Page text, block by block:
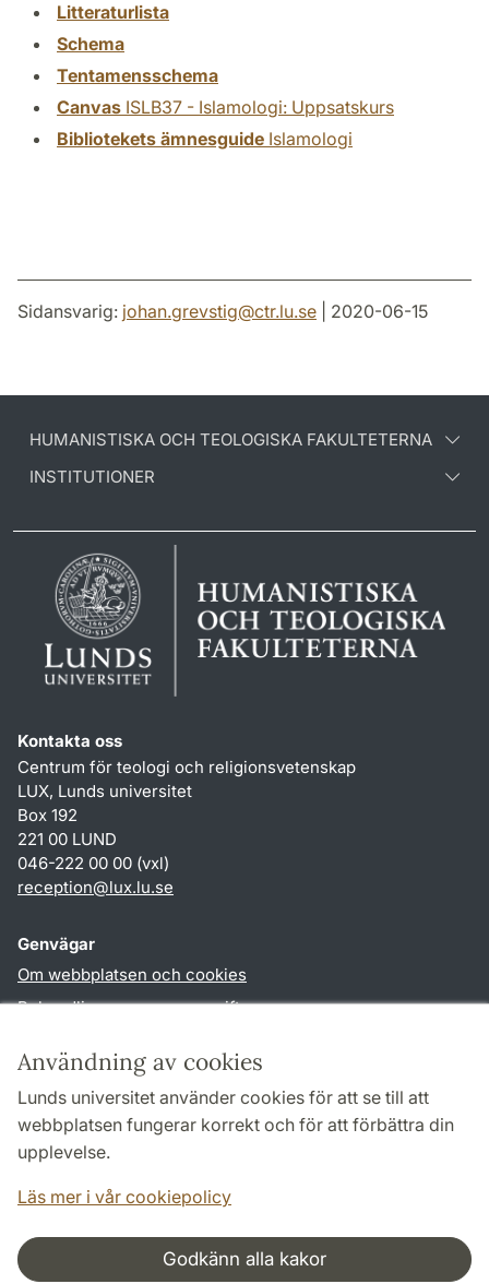
Användning av cookies
Lunds universitet använder cookies för att se till att
webbplatsen fungerar korrekt och för att förbättra din
upplevelse.
Läs mer i vår cookiepolicy
Godkänn alla kakor
Litteraturlista
Schema
Tentamensschema
Canvas ISLB37 - Islamologi: Uppsatskurs
Bibliotekets ämnesguide Islamologi
Sidansvarig: johan.grevstig@ctr.lu.se | 2020-06-15
HUMANISTISKA OCH TEOLOGISKA FAKULTETERNA
INSTITUTIONER
Kontakta oss
Centrum för teologi och religionsvetenskap
LUX, Lunds universitet
Box 192
221 00 LUND
046-222 00 00 (vxl)
reception@lux.lu.se
Genvägar
Om webbplatsen och cookies
Behandling av personuppgifter
TYPO3-login
Följ oss i sociala medier